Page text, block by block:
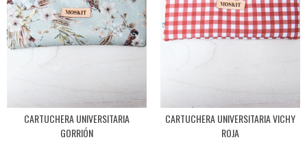
CARTUCHERA UNIVERSITARIA
GORRIÓN
CARTUCHERA UNIVERSITARIA VICHY
ROJA